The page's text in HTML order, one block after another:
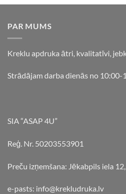
PAR MUMS
Kreklu apdruka ātri, kvalitatīvi,
Strādājam darba dienās no 10:00-
SIA “ASAP 4U”
Reģ. Nr. 50203553901
Preču izņemšana: Jēkabpils iela
e-pasts: info@krekludruka.lv